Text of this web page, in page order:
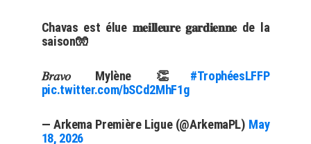
Chavas est élue 𝐦𝐞𝐢𝐥𝐥𝐞𝐮𝐫𝐞 𝐠𝐚𝐫𝐝𝐢𝐞𝐧𝐧𝐞 de la
saison🧤
𝐵𝑟𝑎𝑣𝑜 Mylène 👏 #TrophéesLFFP
pic.twitter.com/bSCd2MhF1g
— Arkema Première Ligue (@ArkemaPL) May
18, 2026